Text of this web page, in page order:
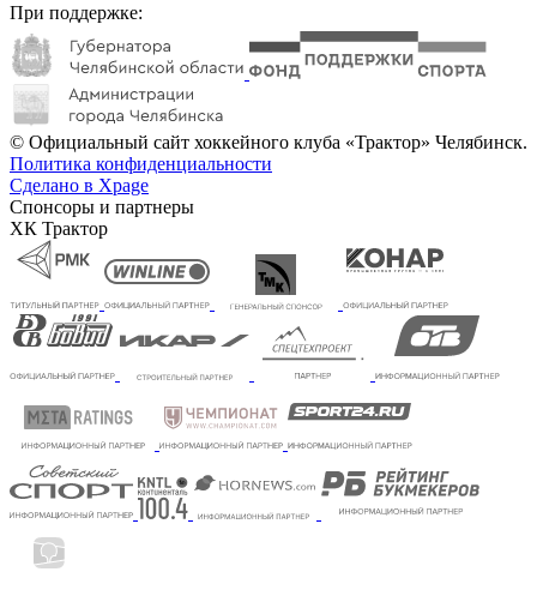
При поддержке:
© Официальный сайт хоккейного клуба «Трактор» Челябинск.
Политика конфиденциальности
Сделано в Xpage
Спонсоры и партнеры
ХК Трактор